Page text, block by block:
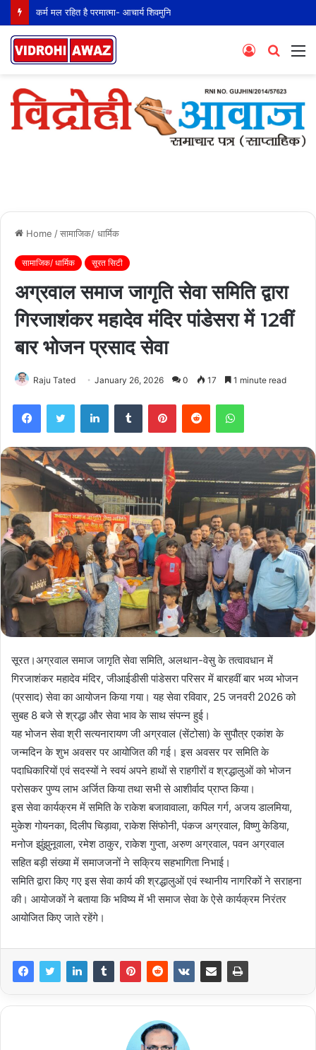
कर्म मल रहित है परमात्मा- आचार्य शिवमुनि
Search
Log
Home /सामाजिक/ धार्मिक
सामाजिक/ धार्मिक सूरत सिटी
अग्रवाल समाज जागृति सेवा समिति द्वारा
गिरजाशंकर महादेव मंदिर पांडेसरा में 12वीं
बार भोजन प्रसाद सेवा
Raju Tated January 26, 2026 0 17 1 minute read
FacebookTwitter LinkedInTumblr PinterestReddit WhatsApp
सूरत।अग्रवाल समाज जागृति सेवा समिति, अलथान-वेसु के तत्वावधान में
गिरजाशंकर महादेव मंदिर, जीआईडीसी पांडेसरा परिसर में बारहवीं बार भव्य भोजन
(प्रसाद) सेवा का आयोजन किया गया। यह सेवा रविवार, 25 जनवरी 2026 को
सुबह 8 बजे से श्रद्धा और सेवा भाव के साथ संपन्न हुई।
यह भोजन सेवा श्री सत्यनारायण जी अग्रवाल (सेंटोसा) के सुपौत्र एकांश के
जन्मदिन के शुभ अवसर पर आयोजित की गई। इस अवसर पर समिति के
पदाधिकारियों एवं सदस्यों ने स्वयं अपने हाथों से राहगीरों व श्रद्धालुओं को भोजन
परोसकर पुण्य लाभ अर्जित किया तथा सभी से आशीर्वाद प्राप्त किया।
इस सेवा कार्यक्रम में समिति के राकेश बजावावाला, कपिल गर्ग, अजय डालमिया,
मुकेश गोयनका, दिलीप चिड़ावा, राकेश सिंफोनी, पंकज अग्रवाल, विष्णु केडिया,
मनोज झुंझुनूवाला, रमेश ठाकुर, राकेश गुप्ता, अरुण अग्रवाल, पवन अग्रवाल
सहित बड़ी संख्या में समाजजनों ने सक्रिय सहभागिता निभाई।
समिति द्वारा किए गए इस सेवा कार्य की श्रद्धालुओं एवं स्थानीय नागरिकों ने सराहना
की। आयोजकों ने बताया कि भविष्य में भी समाज सेवा के ऐसे कार्यक्रम निरंतर
आयोजित किए जाते रहेंगे।